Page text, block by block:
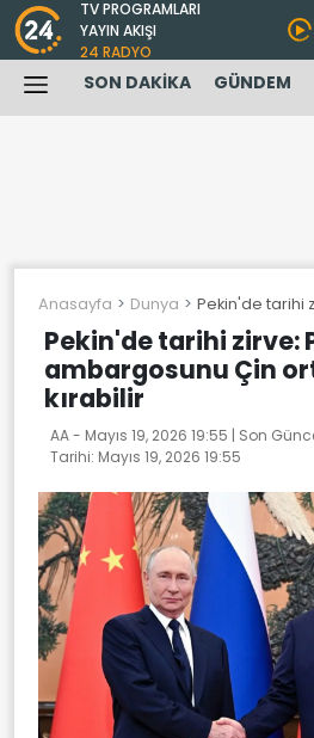
TV PROGRAMLARI
YAYIN AKIŞI
24 RADYO
SON DAKİKA GÜNDEM
Anasayfa Dunya Pekin'de tarihi
Pekin'de tarihi zirve:
ambargosunu Çin
kırabilir
AA - Mayıs 19, 2026 19:55 | Son
Tarihi: Mayıs 19, 2026 19:55